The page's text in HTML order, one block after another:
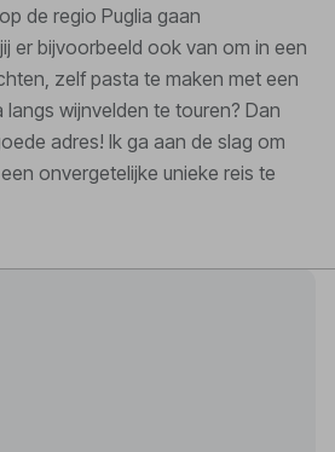
de regio Puglia gaan
er bijvoorbeeld ook van om in een
zelf pasta te maken met een
wijnvelden te touren? Dan
adres! Ik ga aan de slag om
onvergetelijke unieke reis te